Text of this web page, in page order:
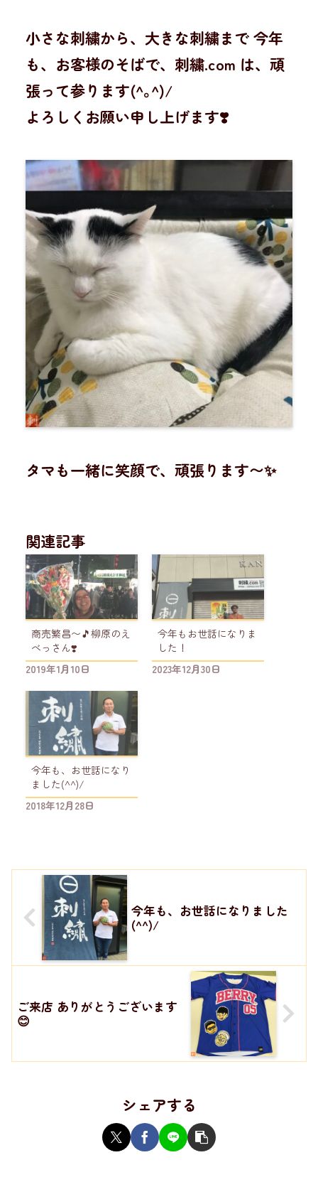
小さな刺繍から、大きな刺繍まで 今年
も、お客様のそばで、刺繍.com は、頑
張って参ります(^｡^)/
よろしくお願い申し上げます❣️
タマも一緒に笑顔で、頑張ります〜✨
関連記事
商売繁昌〜🎵柳原のえ
べっさん❣️
2019年1月10日
今年もお世話になりま
した！
2023年12月30日
今年も、お世話になり
ました(^^)/
2018年12月28日
今年も、お世話になりました
(^^)/
ご来店 ありがとうございます
😊
シェアする